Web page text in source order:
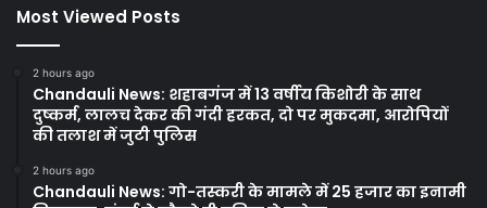
Most Viewed Posts
2 hours ago
Chandauli News: शहाबगंज में 13 वर्षीय किशोरी के साथ
दुष्कर्म, लालच देकर की गंदी हरकत, दो पर मुकदमा, आरोपियों
की तलाश में जुटी पुलिस
2 hours ago
Chandauli News: गो-तस्करी के मामले में 25 हजार का इनामी